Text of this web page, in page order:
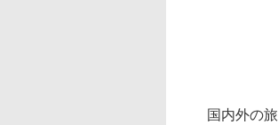
国内外の旅